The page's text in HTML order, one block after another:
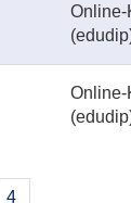
Online-
Online-
4